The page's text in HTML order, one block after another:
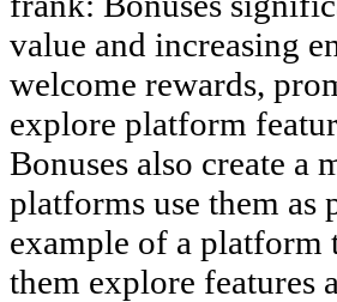
value and increasing
welcome rewards,
explore platform
Bonuses also create
platforms use them as
example of a platform
them explore features